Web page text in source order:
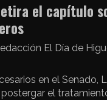
el capítulo
El Día de
en el Senado,
el